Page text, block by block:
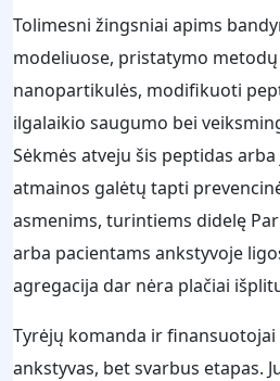
Tolimesni žingsniai apims
modeliuose, pristatymo
nanopartikulės, modifikuoti
ilgalaikio saugumo bei
Sėkmės atveju šis peptidas
atmainos galėtų tapti
asmenims, turintiems didelę
arba pacientams ankstyvoje
agregacija dar nėra plačiai
Tyrėjų komanda ir finansuotojai
ankstyvas, bet svarbus etapas.